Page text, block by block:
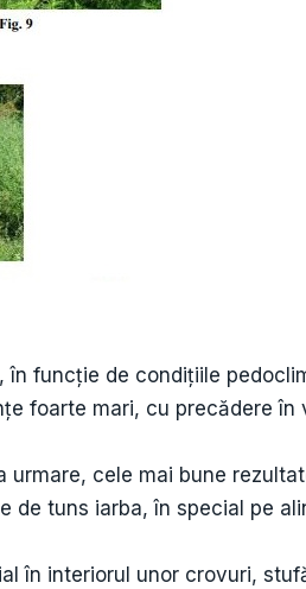
funcție de condițiile
foarte mari, cu precădere în
cele mai bune
de tuns iarba, în special pe
în interiorul unor crovuri,